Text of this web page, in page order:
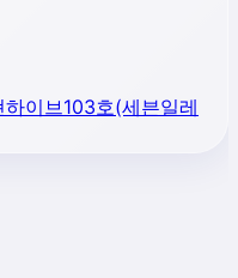
이브103호(세븐일레